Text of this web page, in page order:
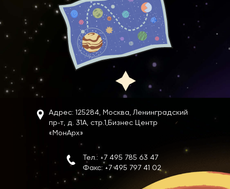
Адрес: 125284, Москва, Ленинградский
пр-т, д. 31А, стр.1,Бизнес Центр
«МонАрх»
Тел.: +7 495 785 63 47
Факс: +7 495 797 41 02